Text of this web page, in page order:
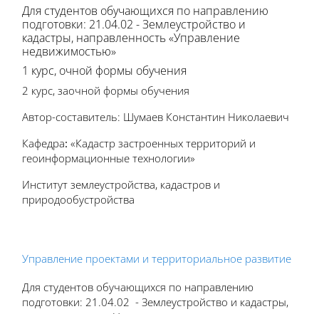
Для студентов обучающихся по направлению
подготовки: 21.04.02 - Землеустройство и
кадастры, направленность «Управление
недвижимостью»
1 курс, очной формы обучения
2 курс, заочной формы обучения
Автор-составитель: Шумаев Константин Николаевич
Кафедра: «Кадастр застроенных территорий и
геоинформационные технологии»
Институт землеустройства, кадастров и
природообустройства
Управление проектами и территориальное развитие
Для студентов обучающихся по направлению
подготовки: 21.04.02 - Землеустройство и кадастры,